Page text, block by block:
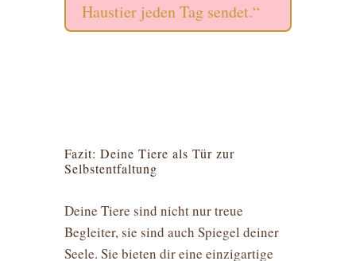
Haustier jeden Tag sendet.“
Fazit: Deine Tiere als Tür zur
Selbstentfaltung
Deine Tiere sind nicht nur treue
Begleiter, sie sind auch Spiegel deiner
Seele. Sie bieten dir eine einzigartige